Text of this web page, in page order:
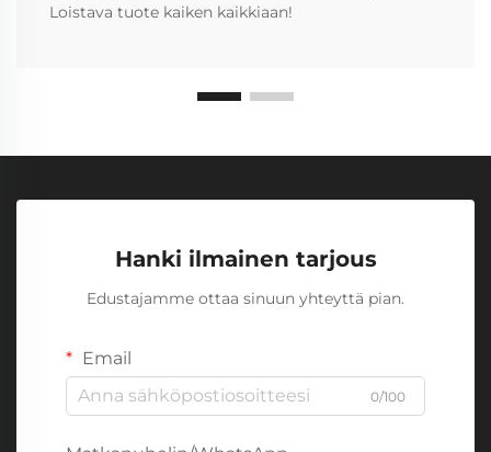
Loistava tuote kaiken kaikkiaan!
Hanki ilmainen tarjous
Edustajamme ottaa sinuun yhteyttä pian.
Email
0/100